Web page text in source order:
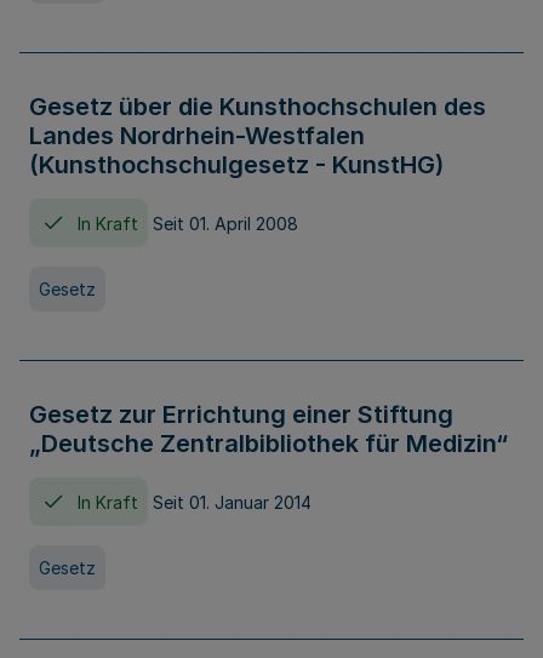
Gesetz über die Kunsthochschulen des
Landes Nordrhein-Westfalen
(Kunsthochschulgesetz - KunstHG)
In Kraft Seit 01. April 2008
Gesetz
Gesetz zur Errichtung einer Stiftung
„Deutsche Zentralbibliothek für Medizin“
In Kraft Seit 01. Januar 2014
Gesetz